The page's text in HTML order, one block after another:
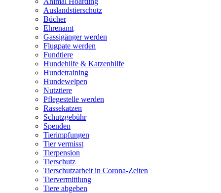
Auslandstierschutz
Bücher
Ehrenamt
Gassigänger werden
Flugpate werden
Fundtiere
Hundehilfe & Katzenhilfe
Hundetraining
Hundewelpen
Nutztiere
Pflegestelle werden
Rassekatzen
Schutzgebühr
Spenden
Tierimpfungen
Tier vermisst
Tierpension
Tierschutz
Tierschutzarbeit in Corona-Zeiten
Tiervermittlung
Tiere abgeben